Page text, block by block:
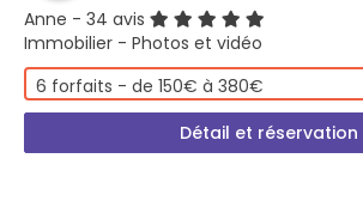
Anne - 34 avis
Immobilier - Photos et vidéo
6 forfaits - de 150€ à 380€
Détail et réservation